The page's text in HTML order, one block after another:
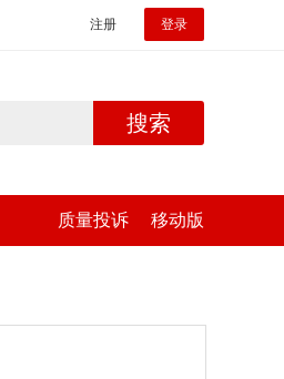
注册 登录
搜索
质量投诉 移动版